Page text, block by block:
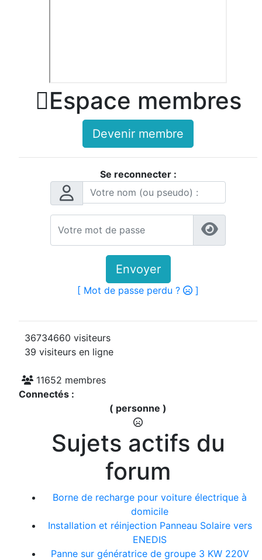
Espace membres
Devenir membre
Se reconnecter :
Envoyer
[ Mot de passe perdu ? ]
36734660 visiteurs
39 visiteurs en ligne
11652 membres
Connectés :
( personne )
Sujets actifs du
forum
Borne de recharge pour voiture électrique à
domicile
Installation et réinjection Panneau Solaire vers
ENEDIS
Panne sur génératrice de groupe 3 KW 220V